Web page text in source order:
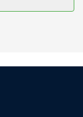
bazén (se